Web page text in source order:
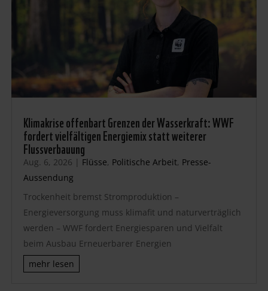
Klimakrise offenbart Grenzen der Wasserkraft: WWF
fordert vielfältigen Energiemix statt weiterer
Flussverbauung
Aug. 6, 2026 | Flüsse, Politische Arbeit, Presse-
Aussendung
Trockenheit bremst Stromproduktion –
Energieversorgung muss klimafit und naturverträglich
werden – WWF fordert Energiesparen und Vielfalt
beim Ausbau Erneuerbarer Energien
mehr lesen